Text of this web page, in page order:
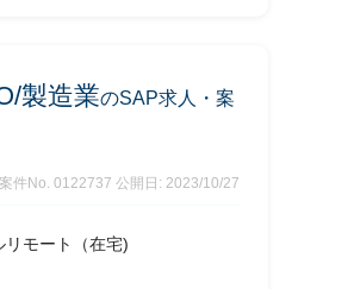
製造業のSAP求人・案
案件No. 0122737 公開日: 2023/10/27
リモート（在宅)